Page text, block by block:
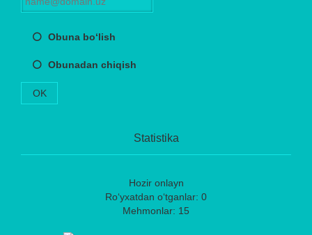
Obuna bo‘lish
Obunadan chiqish
OK
Statistika
Hozir onlayn
Ro‘yxatdan o‘tganlar: 0
Mehmonlar: 15